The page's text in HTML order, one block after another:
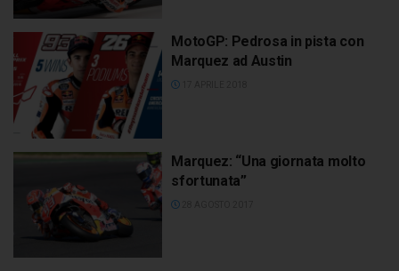
MotoGP: Pedrosa in pista con
Marquez ad Austin
Marquez: “Una giornata molto
sfortunata”